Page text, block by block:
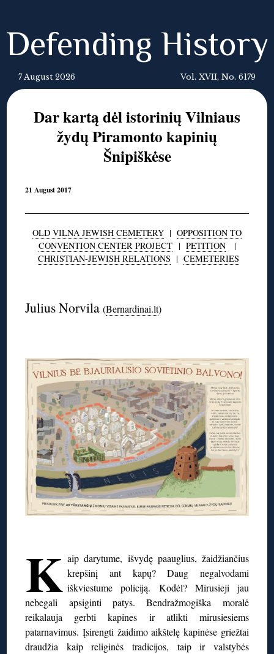
Defending History
7 August 2026 Vol. XVII, No. 6179
Dar kartą dėl istorinių Vilniaus
žydų Piramonto kapinių
Šnipiškėse
21 August 2017
OLD VILNA JEWISH CEMETERY | OPPOSITION TO
CONVENTION CENTER PROJECT| PETITION|
CHRISTIAN-JEWISH RELATIONS | CEMETERIES
Julius Norvila(Bernardinai.lt)
K aip darytume, išvydę paauglius, žaidžiančius
krepšinį ant kapų? Daug negalvodami
iškviestume policiją. Kodėl? Mirusieji jau
nebegali apsiginti patys. Bendražmogiška moralė
reikalauja gerbti kapines ir atlikti mirusiesiems
patarnavimus. Įsirengti žaidimo aikštelę kapinėse griežtai
draudžia kaip religinės tradicijos, taip ir valstybės